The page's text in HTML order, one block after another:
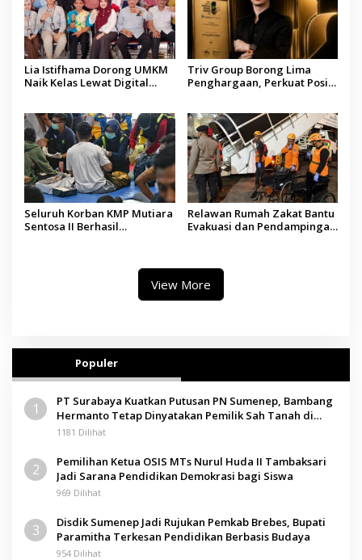
Lia Istifhama Dorong UMKM
Naik Kelas Lewat Digital
Triv Group Borong Lima
Penghargaan, Perkuat Posisi
Seluruh Korban KMP Mutiara
Sentosa II Berhasil
Relawan Rumah Zakat Bantu
Evakuasi dan Pendampingan
View More
Populer
1
PT Surabaya Kuatkan Putusan PN Sumenep, Bambang
Hermanto Tetap Dinyatakan Pemilik Sah Tanah di
Pamolokan
1181 Dilihat
2
Pemilihan Ketua OSIS MTs Nurul Huda II Tambaksari
Jadi Sarana Pendidikan Demokrasi bagi Siswa
969 Dilihat
3
Disdik Sumenep Jadi Rujukan Pemkab Brebes, Bupati
Paramitha Terkesan Pendidikan Berbasis Budaya
954 Dilihat